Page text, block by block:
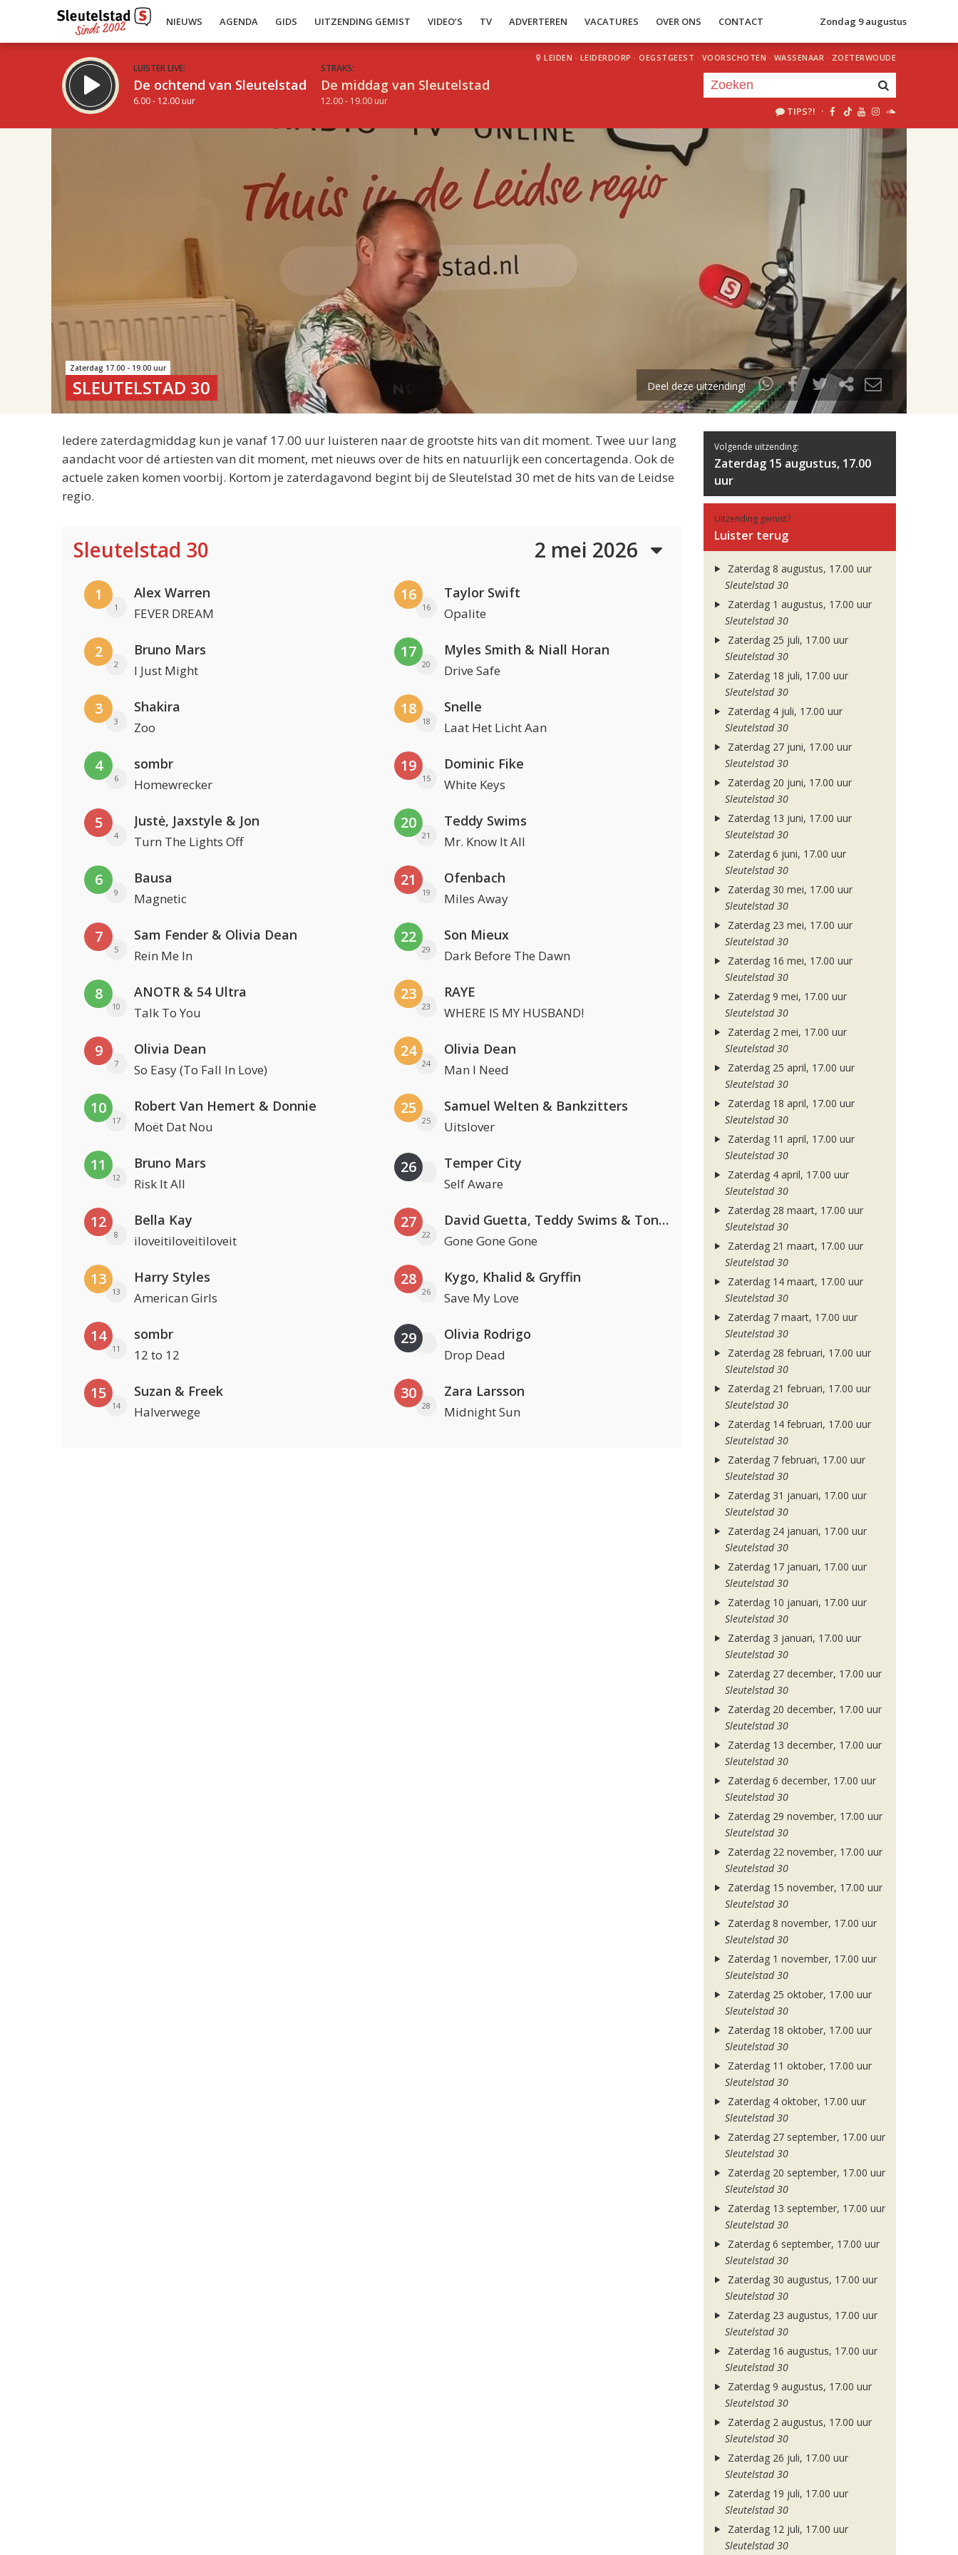
NIEUWS AGENDA GIDS UITZENDING GEMIST VIDEO’S TV ADVERTEREN VACATURES OVER ONS CONTACT Zondag 9 augustus
LUISTER LIVE:
De ochtend van Sleutelstad
6.00 - 12.00 uur
STRAKS:
De middag van Sleutelstad
12.00 - 19.00 uur
LEIDEN · LEIDERDORP · OEGSTGEEST · VOORSCHOTEN · WASSENAAR · ZOETERWOUDE
TIPS?! ·
uur 1 van 2
Volgend uur
Zaterdag 17.00 - 19.00 uur
SLEUTELSTAD 30 Deel deze uitzending!
Iedere zaterdagmiddag kun je vanaf 17.00 uur luisteren naar de grootste hits van dit moment. Twee uur lang
aandacht voor dé artiesten van dit moment, met nieuws over de hits en natuurlijk een concertagenda. Ook de
actuele zaken komen voorbij. Kortom je zaterdagavond begint bij de Sleutelstad 30 met de hits van de Leidse
regio.
Sleutelstad 30 2 mei 2026
1
1
Alex Warren
FEVER DREAM
2
2
Bruno Mars
I Just Might
3
3
Shakira
Zoo
4
6
sombr
Homewrecker
5
4
Justė, Jaxstyle & Jon
Turn The Lights Off
6
9
Bausa
Magnetic
7
5
Sam Fender & Olivia Dean
Rein Me In
8
10
ANOTR & 54 Ultra
Talk To You
9
7
Olivia Dean
So Easy (To Fall In Love)
10
17
Robert Van Hemert & Donnie
Moët Dat Nou
11
12
Bruno Mars
Risk It All
12
8
Bella Kay
iloveitiloveitiloveit
13
13
Harry Styles
American Girls
14
11
sombr
12 to 12
15
14
Suzan & Freek
Halverwege
16
16
Taylor Swift
Opalite
17
20
Myles Smith & Niall Horan
Drive Safe
18
18
Snelle
Laat Het Licht Aan
19
15
Dominic Fike
White Keys
20
21
Teddy Swims
Mr. Know It All
21
19
Ofenbach
Miles Away
22
29
Son Mieux
Dark Before The Dawn
23
23
RAYE
WHERE IS MY HUSBAND!
24
24
Olivia Dean
Man I Need
25
25
Samuel Welten & Bankzitters
Uitslover
26 Temper City
Self Aware
27
22
David Guetta, Teddy Swims & Tones And I
Gone Gone Gone
28
26
Kygo, Khalid & Gryffin
Save My Love
29 Olivia Rodrigo
Drop Dead
30
28
Zara Larsson
Midnight Sun
Volgende uitzending:
Zaterdag 15 augustus, 17.00
uur
Uitzending gemist?
Luister terug
Zaterdag 8 augustus, 17.00 uur
Sleutelstad 30
Zaterdag 1 augustus, 17.00 uur
Sleutelstad 30
Zaterdag 25 juli, 17.00 uur
Sleutelstad 30
Zaterdag 18 juli, 17.00 uur
Sleutelstad 30
Zaterdag 4 juli, 17.00 uur
Sleutelstad 30
Zaterdag 27 juni, 17.00 uur
Sleutelstad 30
Zaterdag 20 juni, 17.00 uur
Sleutelstad 30
Zaterdag 13 juni, 17.00 uur
Sleutelstad 30
Zaterdag 6 juni, 17.00 uur
Sleutelstad 30
Zaterdag 30 mei, 17.00 uur
Sleutelstad 30
Zaterdag 23 mei, 17.00 uur
Sleutelstad 30
Zaterdag 16 mei, 17.00 uur
Sleutelstad 30
Zaterdag 9 mei, 17.00 uur
Sleutelstad 30
Zaterdag 2 mei, 17.00 uur
Sleutelstad 30
Zaterdag 25 april, 17.00 uur
Sleutelstad 30
Zaterdag 18 april, 17.00 uur
Sleutelstad 30
Zaterdag 11 april, 17.00 uur
Sleutelstad 30
Zaterdag 4 april, 17.00 uur
Sleutelstad 30
Zaterdag 28 maart, 17.00 uur
Sleutelstad 30
Zaterdag 21 maart, 17.00 uur
Sleutelstad 30
Zaterdag 14 maart, 17.00 uur
Sleutelstad 30
Zaterdag 7 maart, 17.00 uur
Sleutelstad 30
Zaterdag 28 februari, 17.00 uur
Sleutelstad 30
Zaterdag 21 februari, 17.00 uur
Sleutelstad 30
Zaterdag 14 februari, 17.00 uur
Sleutelstad 30
Zaterdag 7 februari, 17.00 uur
Sleutelstad 30
Zaterdag 31 januari, 17.00 uur
Sleutelstad 30
Zaterdag 24 januari, 17.00 uur
Sleutelstad 30
Zaterdag 17 januari, 17.00 uur
Sleutelstad 30
Zaterdag 10 januari, 17.00 uur
Sleutelstad 30
Zaterdag 3 januari, 17.00 uur
Sleutelstad 30
Zaterdag 27 december, 17.00 uur
Sleutelstad 30
Zaterdag 20 december, 17.00 uur
Sleutelstad 30
Zaterdag 13 december, 17.00 uur
Sleutelstad 30
Zaterdag 6 december, 17.00 uur
Sleutelstad 30
Zaterdag 29 november, 17.00 uur
Sleutelstad 30
Zaterdag 22 november, 17.00 uur
Sleutelstad 30
Zaterdag 15 november, 17.00 uur
Sleutelstad 30
Zaterdag 8 november, 17.00 uur
Sleutelstad 30
Zaterdag 1 november, 17.00 uur
Sleutelstad 30
Zaterdag 25 oktober, 17.00 uur
Sleutelstad 30
Zaterdag 18 oktober, 17.00 uur
Sleutelstad 30
Zaterdag 11 oktober, 17.00 uur
Sleutelstad 30
Zaterdag 4 oktober, 17.00 uur
Sleutelstad 30
Zaterdag 27 september, 17.00 uur
Sleutelstad 30
Zaterdag 20 september, 17.00 uur
Sleutelstad 30
Zaterdag 13 september, 17.00 uur
Sleutelstad 30
Zaterdag 6 september, 17.00 uur
Sleutelstad 30
Zaterdag 30 augustus, 17.00 uur
Sleutelstad 30
Zaterdag 23 augustus, 17.00 uur
Sleutelstad 30
Zaterdag 16 augustus, 17.00 uur
Sleutelstad 30
Zaterdag 9 augustus, 17.00 uur
Sleutelstad 30
Zaterdag 2 augustus, 17.00 uur
Sleutelstad 30
Zaterdag 26 juli, 17.00 uur
Sleutelstad 30
Zaterdag 19 juli, 17.00 uur
Sleutelstad 30
Zaterdag 12 juli, 17.00 uur
Sleutelstad 30